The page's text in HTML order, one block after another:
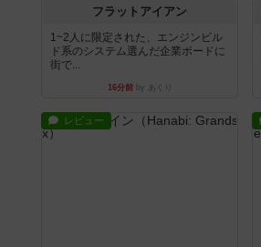
フラットアイアン
1~2人に限定された、エンジンビル
ド系のシステム選んだ企業ボードに
街で...
16分前by あくり
レビュー